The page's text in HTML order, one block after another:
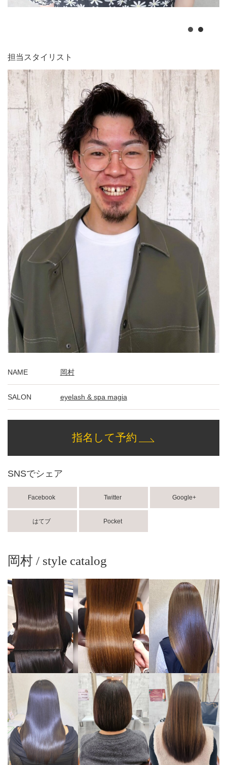
担当スタイリスト
NAME 岡村
SALON eyelash & spa magia
指名して予約
SNSでシェア
Facebook Twitter Google+
はてブ Pocket
岡村 / style catalog